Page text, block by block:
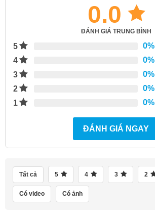
0.0
ĐÁNH GIÁ TRUNG BÌNH
5 0%
4
0%
3
0%
2
0%
1
0%
ĐÁNH GIÁ NGAY
Tất cả 5 4 3 2
Có video Có ảnh